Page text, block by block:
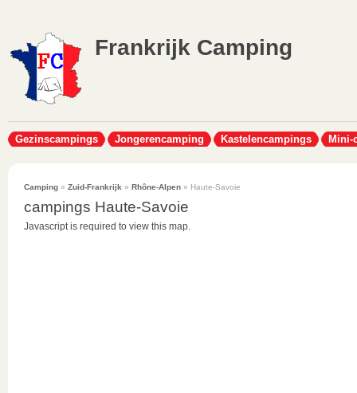
Frankrijk Camping
Gezinscampings Jongerencamping Kastelencampings Mini-
Camping » Zuid-Frankrijk » Rhône-Alpen » Haute-Savoie
campings Haute-Savoie
Javascript is required to view this map.